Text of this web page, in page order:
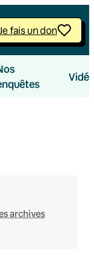
fais un don
archives